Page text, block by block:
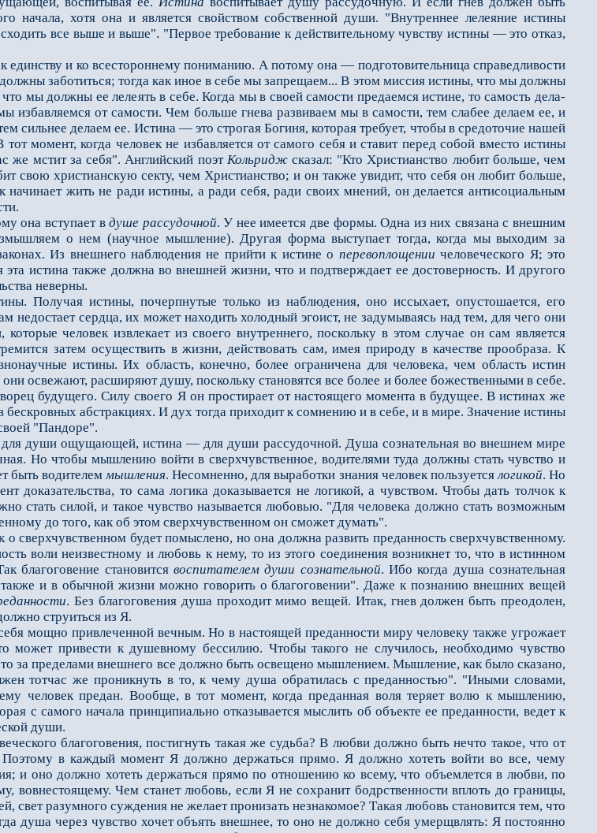
начала, хотя она и является свойством собственной души. "Внутреннее лелеяние истины
все выше и выше". "Первое требование к действительному чувству истины — это отказ,
и ко всестороннему пониманию. А потому она — подготовительница справедливости
заботиться; тогда как иное в себе мы запрещаем... В этом миссия истины, что мы должны
мы должны ее лелеять в себе. Когда мы в своей самости предаемся истине, то самость дела­
избавляемся от самости. Чем больше гнева развиваем мы в самости, тем слабее делаем ее, и
сильнее делаем ее. Истина — это строгая Богиня, которая требует, чтобы в средоточие нашей
момент, когда человек не избавляется от самого себя и ставит перед собой вместо истины
же мстит за себя". Английский поэт Кольриджсказал: "Кто Христианство любит больше, чем
свою христианскую секту, чем Христианство; и он также увидит, что себя он любит больше,
начинает жить не ради истины, а ради себя, ради своих мнений, он делается антисоциальным
она вступает вдуше рассудочной. У нее имеется две формы. Одна из них связана с внешним
о нем (научное мышле­ние). Другая форма выступает тогда, когда мы выходим за
Из внешнего наблюдения не прийти к истине о перевоплощении человеческого Я; это
эта истина также должна во внешней жизни, что и подтверждает ее до­стоверность. И другого
неверны.
истины, почерпнутые только из наблюдения, оно ис­сыхает, опустошается, его
недостает сердца, их может находить холодный эгоист, не задумываясь над тем, для чего они
человек извлекает из своего внутреннего, поскольку в этом случае он сам является
затем осуществить в жизни, действовать сам, имея природу в качестве прообраза. К
истины. Их область, конеч­но, более ограничена для человека, чем область истин
освежают, расширяют душу, поскольку становятся все более и более божественными в себе.
будущего. Силу своего Я он простирает от настоящего момента в будущее. В истинах же
бескровных абстракциях. И дух то­гда приходит к сомнению и в себе, и в мире. Значение истины
"Пандоре".
души ощущающей, истина — для души рассудочной. Душа сознательная во внешнем мире
Но чтобы мышлению войти в сверхчувственное, водителями туда должны стать чувство и
быть водителеммышления. Несомненно, для выработки знания человек пользуетсялогикой. Но
доказательства, то сама логика доказывается не логикой, а чувством. Чтобы дать толчок к
стать силой, и такое чувство называ­ется любовью. "Для человека должно стать возможным
до того, как об этом сверхчувственном он сможет думать".
сверхчувственном будет помыслено, но она должна раз­вить преданность сверхчувственному.
воли неизвест­ному и любовь к нему, то из этого соединения возникнет то, что в истинном
благоговение становится воспитателем души сознательной. Ибо когда душа созна­тельная
также и в обычной жизни можно говорить о благого­вении". Даже к познанию внешних вещей
. Без благо­говения душа проходит мимо вещей. Итак, гнев должен быть преодолен,
струиться из Я.
мощно привлеченной вечным. Но в настоящей преданности миру человеку также угрожает
может привести к душевному бессилию. Чтобы такого не случилось, необходимо чувство
за пределами внешнего все должно быть освещено мышлением. Мышление, как было сказано,
тотчас же проникнуть в то, к чему душа обратилась с преданностью". "Иными словами,
человек предан. Вообще, в тот момент, ког­да преданная воля теряет волю к мышлению,
с самого начала принципиально отказывается мыслить об объекте ее преданности, ведет к
души.
благоговения, постигнуть такая же судьба? В любви должно быть нечто такое, что от
Поэтому в каждый момент Я должно держаться прямо. Я должно хотеть войти во все, чему
и оно должно хотеть держаться прямо по отношению ко всему, что объемлется в любви, по
вовнестоящему. Чем станет любовь, если Я не сохранит бодрственности вплоть до границы,
свет разумного сужде­ния не желает пронизать незнакомое? Такая любовь становится тем, что
душа через чувство хочет объять внешнее, то оно не должно себя умерщвлять: Я посто­янно